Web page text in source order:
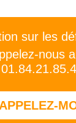
sur les
nous